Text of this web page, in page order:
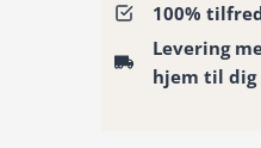
100%
Levering
hjem til dig